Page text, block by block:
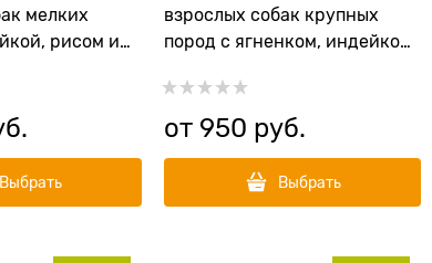
мелких
рисом и
Выбрать
взрослых собак крупных
пород с ягненком, индейкой,
от 950 руб.
Выбрать